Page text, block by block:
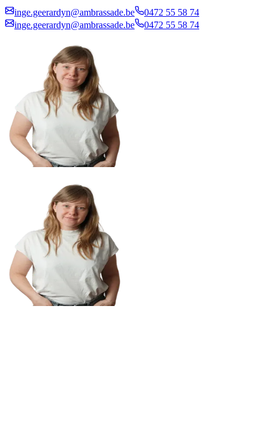
inge.geerardyn@ambrassade.be
0472 55 58 74
inge.geerardyn@ambrassade.be
0472 55 58 74